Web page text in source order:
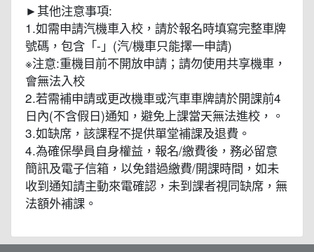
►其他注意事項:
1.如需申請汽機車入校，請於報名時填寫完整車牌
號碼，包含「-」(汽/機車只能擇一申請)
※注意:重機目前不開放申請；請勿使用共享機車，
會無法入校
2.若需補申請或更改機車或汽車車牌請於開課前4
日內(不含假日)通知，避免上課當天無法進校，。
3.如缺席，該課程不提供單堂補課及退費。
4.為確保學員自身權益，報名/繳費後，務必留意
簡訊及電子信箱，以免錯過繳費/開課時間，如未
收到通知請主動來電確認，未到課者視同缺席，無
法額外補課。